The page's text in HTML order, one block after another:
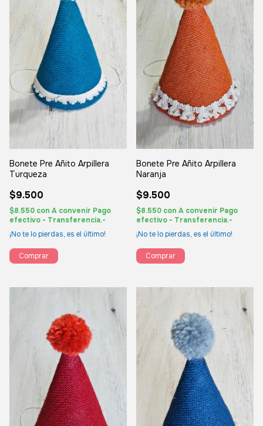
Bonete Pre Añito Arpillera
Turqueza
$9.500
$8.550 con A convenir Pago
efectivo - Transferencia.-
¡No te lo pierdas, es el último!
Comprar
Bonete Pre Añito Arpillera
Naranja
$9.500
$8.550 con A convenir Pago
efectivo - Transferencia.-
¡No te lo pierdas, es el último!
Comprar